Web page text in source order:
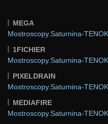
MEGA
Mostroscopy.Saturnina-
1FICHIER
Mostroscopy.Saturnina-
PIXELDRAIN
Mostroscopy.Saturnina-
MEDIAFIRE
Mostroscopy.Saturnina-